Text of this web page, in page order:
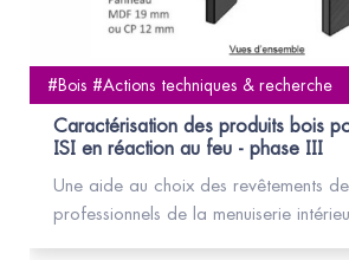
#Bois #Actions techniques & recherche
Caractérisation des produits bois
ISI en réaction au feu - phase III
Une aide au choix des revêtements
professionnels de la menuiserie